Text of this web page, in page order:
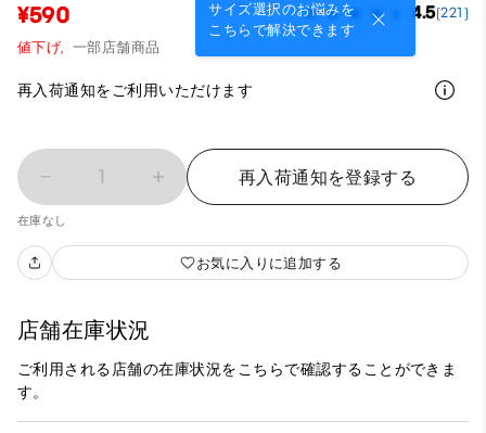
サイズ選択のお悩みを
こちらで解決できます
¥590 4.5(221)
値下げ, 一部店舗商品
再入荷通知をご利用いただけます
1 再入荷通知を登録する
在庫なし
お気に入りに追加する
店舗在庫状況
ご利用される店舗の在庫状況をこちらで確認することができま
す。